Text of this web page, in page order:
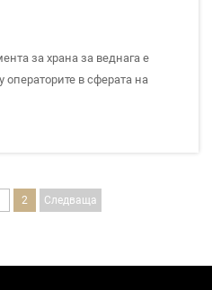
за храна за веднага е
операторите в сферата на
опаковки, които балансират
и оперативната
2 Следваща